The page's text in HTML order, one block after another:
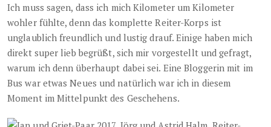
Ich muss sagen, dass ich mich Kilometer um Kilometer
wohler fühlte, denn das komplette Reiter-Korps ist
unglaublich freundlich und lustig drauf. Einige haben mich
direkt super lieb begrüßt, sich mir vorgestellt und gefragt,
warum ich denn überhaupt dabei sei. Eine Bloggerin mit im
Bus war etwas Neues und natürlich war ich in diesem
Moment im Mittelpunkt des Geschehens.